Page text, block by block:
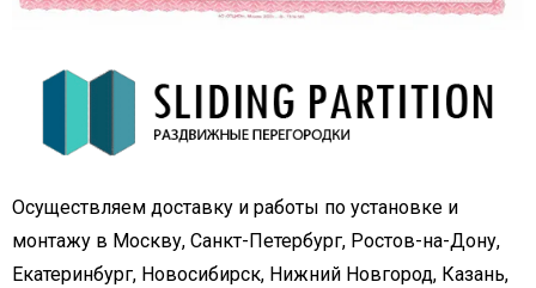
Осуществляем доставку и работы по установке и
монтажу в Москву, Санкт-Петербург, Ростов-на-Дону,
Екатеринбург, Новосибирск, Нижний Новгород, Казань,